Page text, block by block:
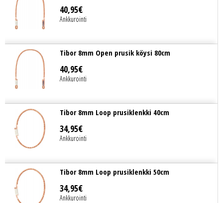
40,95€
Ankkurointi
Tibor 8mm Open prusik köysi 80cm
40,95€
Ankkurointi
Tibor 8mm Loop prusiklenkki 40cm
34,95€
Ankkurointi
Tibor 8mm Loop prusiklenkki 50cm
34,95€
Ankkurointi